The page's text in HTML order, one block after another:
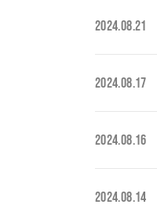
2024.08.21
2024.08.17
2024.08.16
2024.08.14